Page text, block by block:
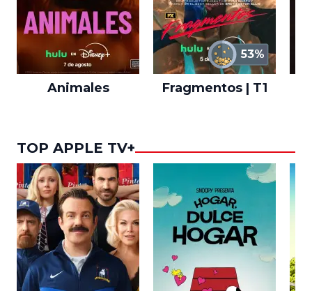
Animales
53%
Fragmentos | T1
TOP APPLE TV+